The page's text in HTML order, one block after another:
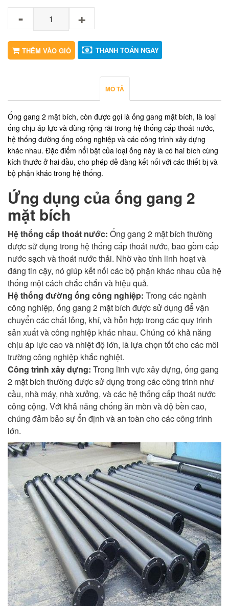
- +
THÊM VÀO GIỎ THANH TOÁN NGAY
MÔ TẢ
Ống gang 2 mặt bích, còn được gọi là ống gang mặt bích, là loại
ống chịu áp lực và dùng rộng rãi trong hệ thống cấp thoát nước,
hệ thống đường ống công nghiệp và các công trình xây dựng
khác nhau. Đặc điểm nổi bật của loại ống này là có hai bích cùng
kích thước ở hai đầu, cho phép dễ dàng kết nối với các thiết bị và
bộ phận khác trong hệ thống.
Ứng dụng của ống gang 2
mặt bích
Hệ thống cấp thoát nước: Ống gang 2 mặt bích thường
được sử dụng trong hệ thống cấp thoát nước, bao gồm cấp
nước sạch và thoát nước thải. Nhờ vào tính linh hoạt và
đáng tin cậy, nó giúp kết nối các bộ phận khác nhau của hệ
thống một cách chắc chắn và hiệu quả.
Hệ thống đường ống công nghiệp: Trong các ngành
công nghiệp, ống gang 2 mặt bích được sử dụng để vận
chuyển các chất lỏng, khí, và hỗn hợp trong các quy trình
sản xuất và công nghiệp khác nhau. Chúng có khả năng
chịu áp lực cao và nhiệt độ lớn, là lựa chọn tốt cho các môi
trường công nghiệp khắc nghiệt.
Công trình xây dựng: Trong lĩnh vực xây dựng, ống gang
2 mặt bích thường được sử dụng trong các công trình như
cầu, nhà máy, nhà xưởng, và các hệ thống cấp thoát nước
công cộng. Với khả năng chống ăn mòn và độ bền cao,
chúng đảm bảo sự ổn định và an toàn cho các công trình
lớn.